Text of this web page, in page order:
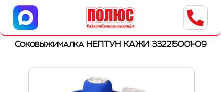
Центр бытовой техники
г. Ульяновск, ул. Пушкарева, 8a
Соковыжималка НЕПТУН КАЖИ 332215001-09